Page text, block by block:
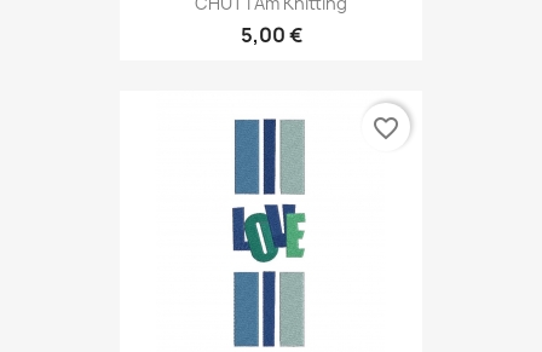
5,00 €
favorite_border